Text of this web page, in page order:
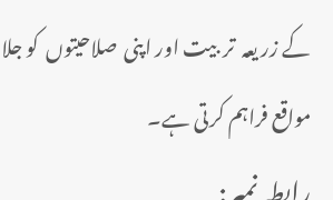
کے زریعہ تربیت اور اپنی صلاحیتوں کو
مواقع فراہم کرتی ہے۔